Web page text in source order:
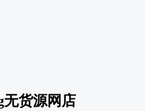
无货源网店